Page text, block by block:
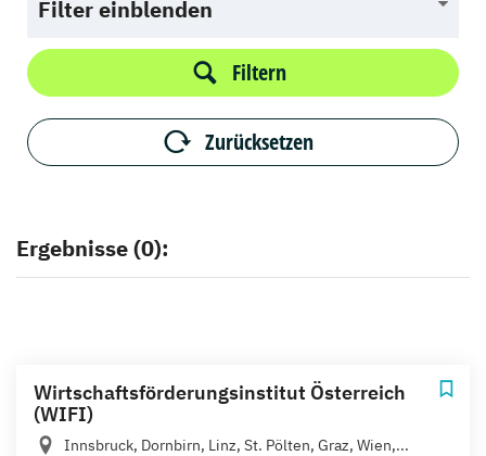
Filter einblenden
Filtern
Zurücksetzen
Ergebnisse (0):
Wirtschaftsförderungsinstitut Österreich
(WIFI)
Innsbruck, Dornbirn, Linz, St. Pölten, Graz, Wien,...